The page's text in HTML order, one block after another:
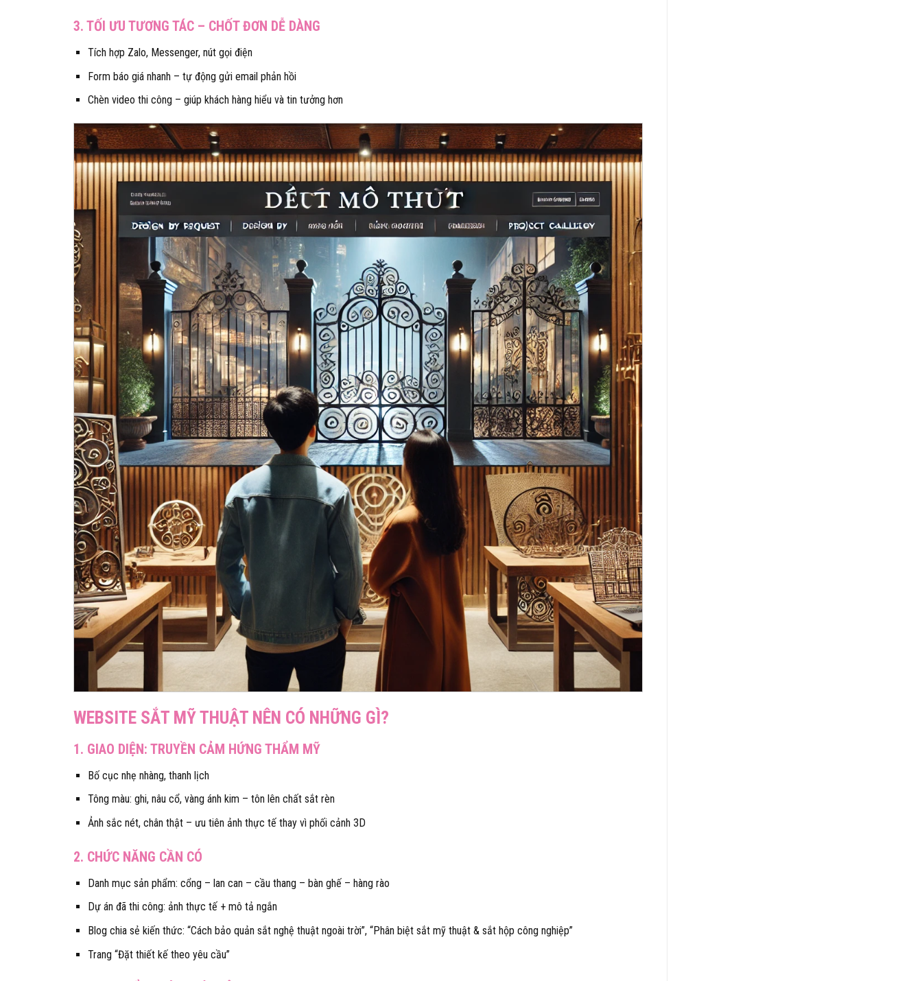
3. TỐI ƯU TƯƠNG TÁC – CHỐT ĐƠN DỄ DÀNG
Tích hợp Zalo, Messenger, nút gọi điện
Form báo giá nhanh – tự động gửi email phản hồi
Chèn video thi công – giúp khách hàng hiểu và tin tưởng hơn
WEBSITE SẮT MỸ THUẬT NÊN CÓ NHỮNG GÌ?
1. GIAO DIỆN: TRUYỀN CẢM HỨNG THẨM MỸ
Bố cục nhẹ nhàng, thanh lịch
Tông màu: ghi, nâu cổ, vàng ánh kim – tôn lên chất sắt rèn
Ảnh sắc nét, chân thật – ưu tiên ảnh thực tế thay vì phối cảnh 3D
2. CHỨC NĂNG CẦN CÓ
Danh mục sản phẩm: cổng – lan can – cầu thang – bàn ghế – hàng rào
Dự án đã thi công: ảnh thực tế + mô tả ngắn
Blog chia sẻ kiến thức: “Cách bảo quản sắt nghệ thuật ngoài trời”, “Phân biệt sắt mỹ thuật & sắt hộp công nghiệp”
Trang “Đặt thiết kế theo yêu cầu”